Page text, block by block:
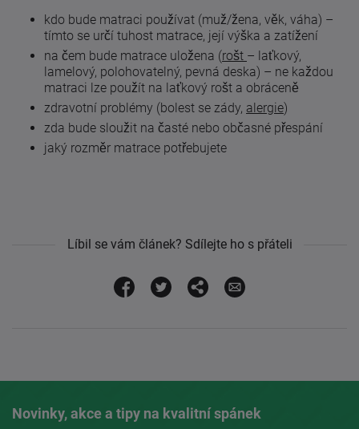
kdo bude matraci používat (muž/žena, věk, váha) –
tímto se určí tuhost matrace, její výška a zatížení
na čem bude matrace uložena (rošt – laťkový,
lamelový, polohovatelný, pevná deska) – ne každou
matraci lze použít na laťkový rošt a obráceně
zdravotní problémy (bolest se zády, alergie)
zda bude sloužit na časté nebo občasné přespání
jaký rozměr matrace potřebujete
Líbil se vám článek? Sdílejte ho s přáteli
Novinky, akce a tipy na kvalitní spánek